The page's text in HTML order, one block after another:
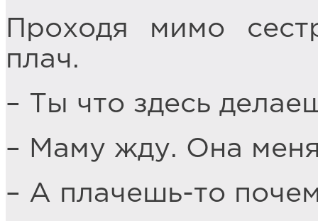
Проходя мимо
плач.
– Ты что здесь
– Маму жду. Она
– А плачешь-то